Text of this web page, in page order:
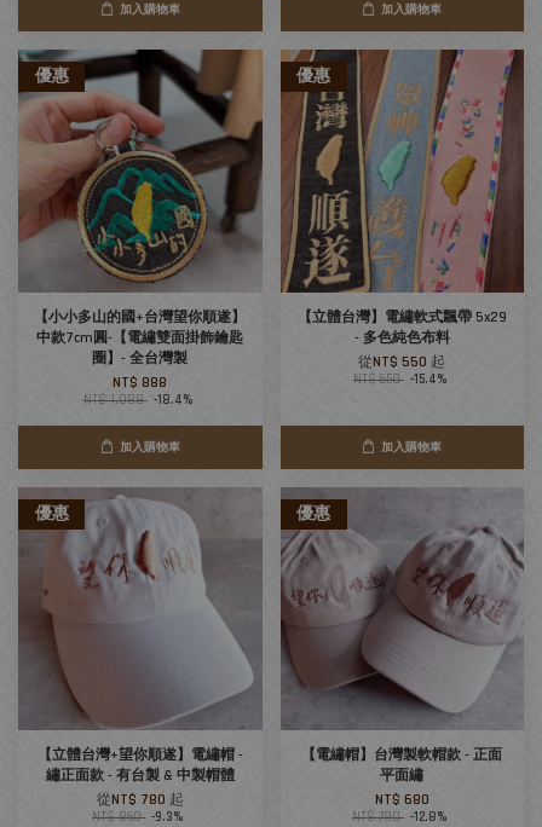
加入購物車 加入購物車
優惠
【小小多山的國+台灣望你順遂】
中款7cm圓-【電繡雙面掛飾鑰匙
圈】- 全台灣製
NT$ 888
NT$ 1,088 -18.4%
加入購物車
優惠
【立體台灣】電繡軟式飄帶 5x29
- 多色純色布料
從NT$ 550 起
NT$ 650 -15.4%
加入購物車
優惠
【立體台灣+望你順遂】電繡帽 -
繡正面款 - 有台製 & 中製帽體
從NT$ 780 起
NT$ 860 -9.3%
優惠
【電繡帽】台灣製軟帽款 - 正面
平面繡
NT$ 680
NT$ 780 -12.8%